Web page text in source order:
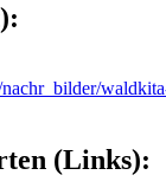
(Links):